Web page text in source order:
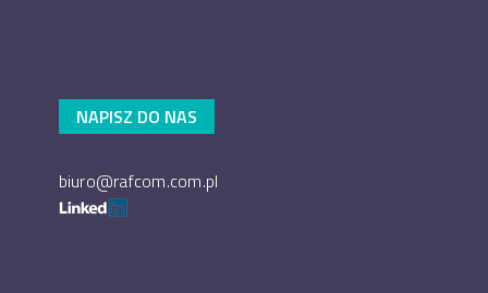
NAPISZ DO NAS
biuro@rafcom.com.pl